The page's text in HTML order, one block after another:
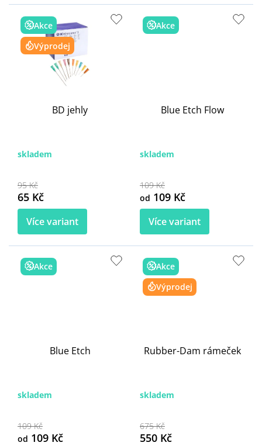
Akce
Výprodej
BD jehly
skladem
95 Kč
65 Kč
Více variant
Akce
Blue Etch Flow
skladem
109 Kč
od 109 Kč
Více variant
Akce
Blue Etch
skladem
109 Kč
od 109 Kč
Akce
Výprodej
Rubber-Dam rámeček
skladem
675 Kč
550 Kč